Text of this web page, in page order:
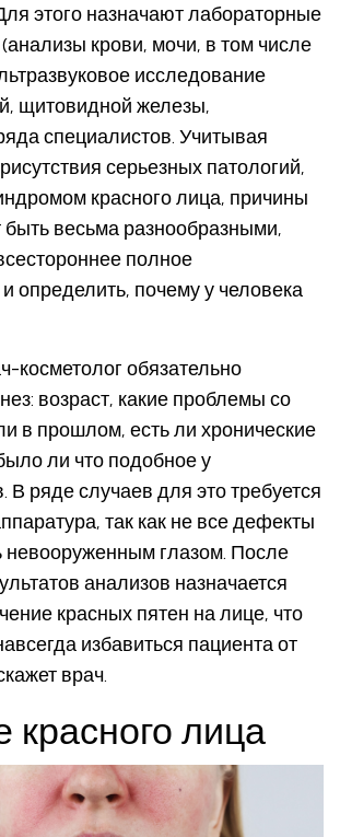
этого назначают лабораторные
крови, мочи, в том числе
исследование
щитовидной железы,
специалистов. Учитывая
серьезных патологий,
красного лица, причины
быть весьма разнообразными,
полное
определить, почему у человека
косметолог обязательно
возраст, какие проблемы со
в прошлом, есть ли хронические
ли что подобное у
В ряде случаев для это требуется
так как не все дефекты
невооруженным глазом. После
анализов назначается
красных пятен на лице, что
избавиться пациента от
врач.
красного лица